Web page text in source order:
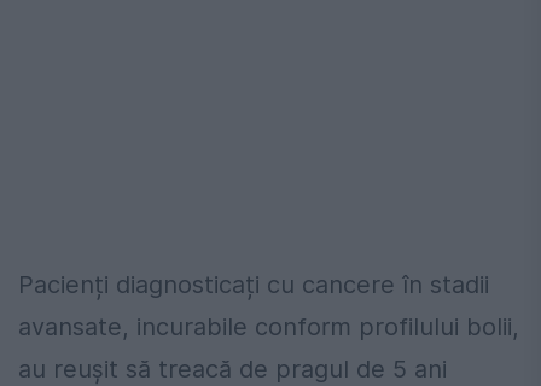
Pacienți diagnosticați cu cancere în stadii
avansate, incurabile conform profilului bolii,
au reușit să treacă de pragul de 5 ani